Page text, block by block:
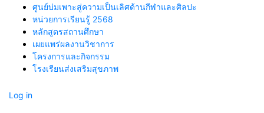
ศูนย์บ่มเพาะสู่ความเป็นเลิศด้านกีฬาและศิลปะ
หน่วยการเรียนรู้ 2568
หลักสูตรสถานศึกษา
เผยแพร่ผลงานวิชาการ
โครงการและกิจกรรม
โรงเรียนส่งเสริมสุขภาพ
Log in